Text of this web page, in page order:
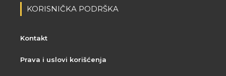
KORISNIČKA PODRŠKA
Kontakt
Prava i uslovi korišćenja